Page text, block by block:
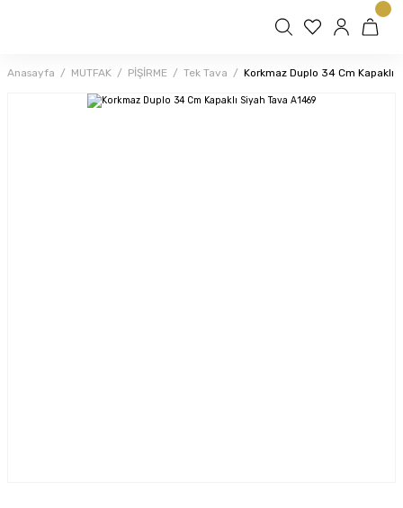
Anasayfa MUTFAK PİŞİRME Tek Tava Korkmaz Duplo 34 Cm Kapaklı